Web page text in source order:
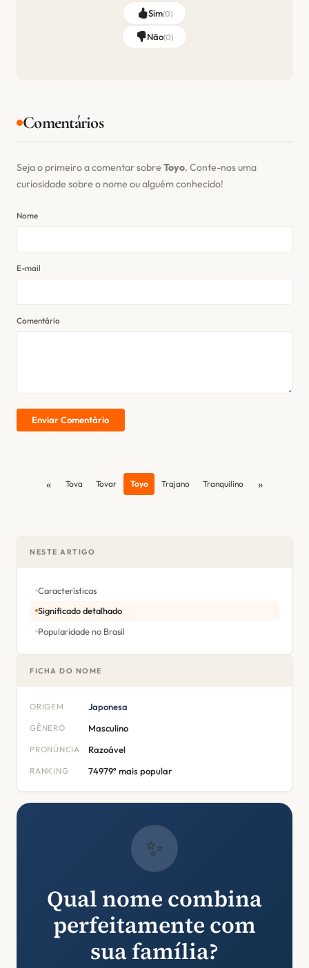
Sim(0)
Não(0)
Comentários
Seja o primeiro a comentar sobre Toyo. Conte-nos uma
curiosidade sobre o nome ou alguém conhecido!
Nome
E-mail
Comentário
Enviar Comentário
« Tova Tovar Toyo Trajano Tranquilino »
NESTE ARTIGO
Características
Significado detalhado
Popularidade no Brasil
FICHA DO NOME
ORIGEM Japonesa
GÊNERO Masculino
PRONÚNCIA Razoável
RANKING 74979º mais popular
✨
Qual nome combina
perfeitamente com
sua família?